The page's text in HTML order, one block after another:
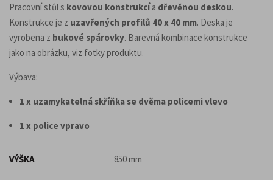
Pracovní stůl s kovovou konstrukcía dřevěnou deskou.
Konstrukce je z uzavřených profilů 40 x 40 mm. Deska je
vyrobena z bukové spárovky. Barevná kombinace konstrukce
jako na obrázku, viz fotky produktu.
Výbava:
1 x uzamykatelná skříňka se dvěma policemi vlevo
1 x police vpravo
VÝŠKA 850 mm